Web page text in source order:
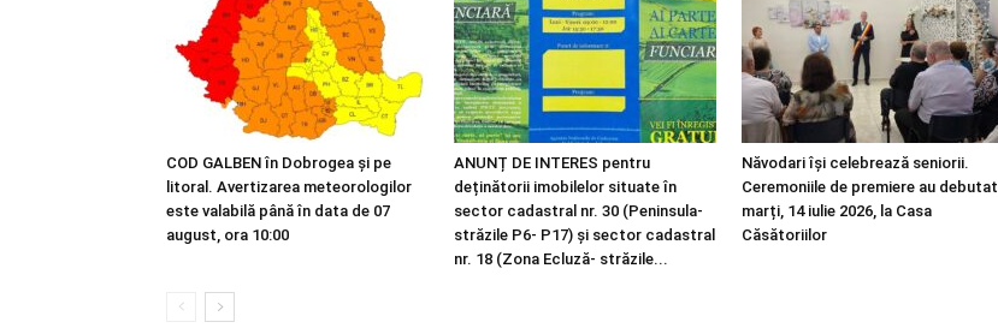
COD GALBEN în Dobrogea și pe
litoral. Avertizarea meteorologilor
este valabilă până în data de 07
august, ora 10:00
ANUNȚ DE INTERES pentru
deținătorii imobilelor situate în
sector cadastral nr. 30 (Peninsula-
străzile P6- P17) și sector cadastral
nr. 18 (Zona Ecluză- străzile...
Năvodari își celebrează seniorii.
Ceremoniile de premiere au debutat
marți, 14 iulie 2026, la Casa
Căsătoriilor